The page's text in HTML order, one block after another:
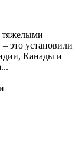
тяжелыми
это установили
Канады и